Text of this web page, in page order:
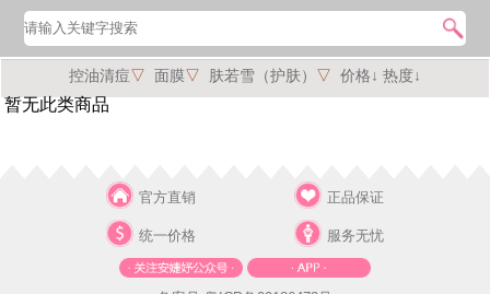
控油清痘▽ 面膜▽ 肤若雪（护肤） ▽ 价格↓ 热度↓
暂无此类商品
官方直销
统一价格
正品保证
服务无忧